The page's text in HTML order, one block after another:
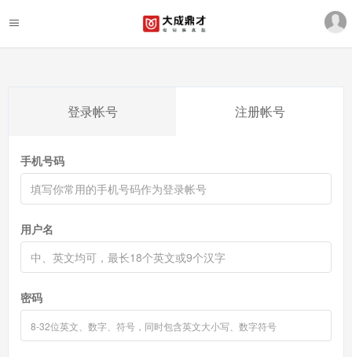
登录帐号 注册帐号
手机号码
用户名
密码